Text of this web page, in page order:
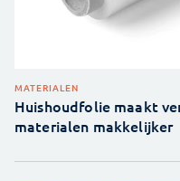
MATERIALEN
Huishoudfolie maakt
materialen makkelijker